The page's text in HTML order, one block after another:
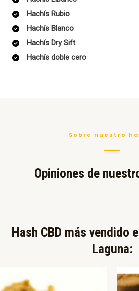
Hachís Rubio
Hachís Blanco
Hachís Dry Sift
Hachís doble cero
Sobre nuestro
Opiniones de
Hash CBD más vendido
Laguna:​